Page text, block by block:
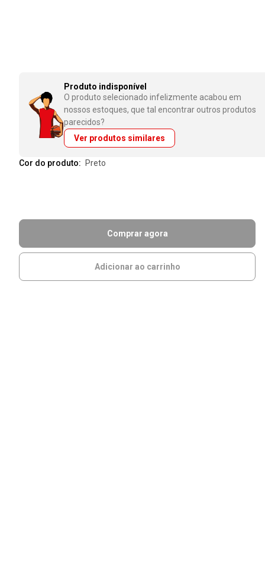
Produto indisponível
O produto selecionado infelizmente acabou em
nossos estoques, que tal encontrar outros produtos
parecidos?
Ver produtos similares
Cor do produto: preto
Comprar agora
Adicionar ao carrinho